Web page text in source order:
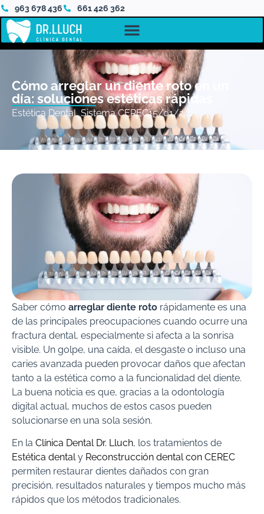
963 678 436 661 426 362
Cómo arreglar un diente roto en un
día: soluciones estéticas rápidas
Estética Dental,Sistema CEREC15/01/2026
Saber cómo arreglar diente roto rápidamente es una
de las principales preocupaciones cuando ocurre una
fractura dental, especialmente si afecta a la sonrisa
visible. Un golpe, una caída, el desgaste o incluso una
caries avanzada pueden provocar daños que afectan
tanto a la estética como a la funcionalidad del diente.
La buena noticia es que, gracias a la odontología
digital actual, muchos de estos casos pueden
solucionarse en una sola sesión.
En la Clínica Dental Dr. Lluch, los tratamientos de
Estética dentaly Reconstrucción dental con CEREC
permiten restaurar dientes dañados con gran
precisión, resultados naturales y tiempos mucho más
rápidos que los métodos tradicionales.